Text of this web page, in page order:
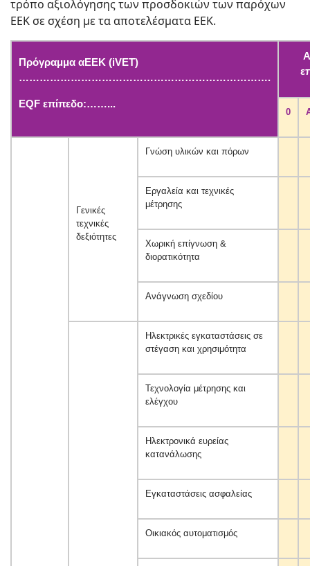
τρόπο αξιολόγησης των προσδοκιών των παρόχων
ΕΕΚ σε σχέση με τα αποτελέσματα ΕΕΚ.
Πρόγραμμα αΕΕΚ (iVET)
……………………………………………………………….
EQF επίπεδο:……...
0
Γενικές
τεχνικές
δεξιότητες
Γνώση υλικών και πόρων
Εργαλεία και τεχνικές
μέτρησης
Χωρική επίγνωση &
διορατικότητα
Ανάγνωση σχεδίου
Ηλεκτρικές εγκαταστάσεις σε
στέγαση και χρησιμότητα
Τεχνολογία μέτρησης και
ελέγχου
Ηλεκτρονικά ευρείας
κατανάλωσης
Εγκαταστάσεις ασφαλείας
Οικιακός αυτοματισμός